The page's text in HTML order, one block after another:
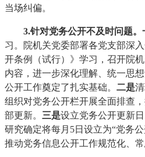
当场纠偏。
3.针对党务公开不及时问题。
习。院机关党委部署各党支部深
开条例（试行）》学习，召开院
内容，进一步深化理解、统一思
公开工作奠定了扎实基础。二是
组织对党务公开栏开展全面排查
部更新。三是设立党务公开更新
研究确定将每月5日设立为“党务
推动党务信息公开工作规范化、常